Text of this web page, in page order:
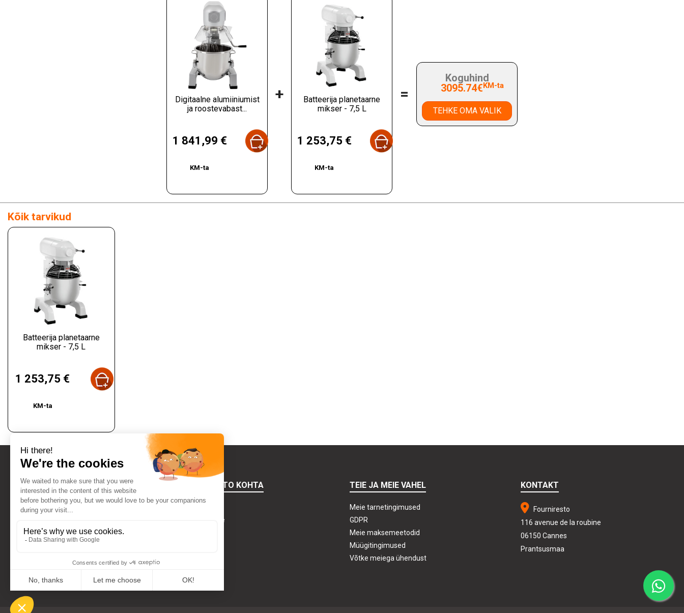
Digitaalne alumiiniumist
ja roostevabast...
1 841,99 €
KM-ta
+
Batteerija planetaarne
mikser - 7,5 L
1 253,75 €
KM-ta
=
Koguhind
3095.74€KM-ta
TEHKE OMA VALIK
Kõik tarvikud
Batteerija planetaarne
mikser - 7,5 L
1 253,75 €
KM-ta
VÕTA MEIEGA ÜHENDUST
FOURNIRESTO KOHTA
Kes Me Oleme
TEIE JA MEIE VAHEL
Meie tarnetingimused
GDPR
Meie maksemeetodid
Müügitingimused
Võtke meiega ühendust
KONTAKT
Fourniresto
116 avenue de la roubine
06150 Cannes
Prantsusmaa